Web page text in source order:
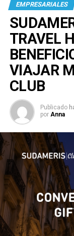
EMPRESARIALES
TRAVEL
VIAJAR
CLUB
Publicado
por Anna